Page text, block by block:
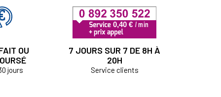
OU
jours
7 JOURS SUR 7 DE 8H À
20H
Service clients